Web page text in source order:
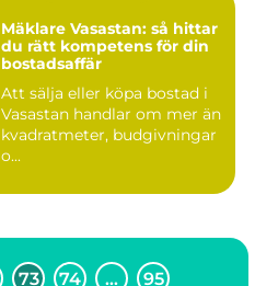
Mäklare Vasastan: så hittar
du rätt kompetens för din
bostadsaffär
Att sälja eller köpa bostad i
Vasastan handlar om mer än
kvadratmeter, budgivningar
o...
73 74 … 95